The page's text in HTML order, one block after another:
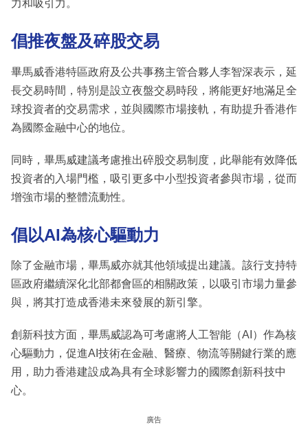
力和吸引力。
倡推夜盤及碎股交易
畢馬威香港特區政府及公共事務主管合夥人李智深表示，延
長交易時間，特別是設立夜盤交易時段，將能更好地滿足全
球投資者的交易需求，並與國際市場接軌，有助提升香港作
為國際金融中心的地位。
同時，畢馬威建議考慮推出碎股交易制度，此舉能有效降低
投資者的入場門檻，吸引更多中小型投資者參與市場，從而
增強市場的整體流動性。
倡以AI為核心驅動力
除了金融市場，畢馬威亦就其他領域提出建議。該行支持特
區政府繼續深化北部都會區的相關政策，以吸引市場力量參
與，將其打造成香港未來發展的新引擎。
創新科技方面，畢馬威認為可考慮將人工智能（AI）作為核
心驅動力，促進AI技術在金融、醫療、物流等關鍵行業的應
用，助力香港建設成為具有全球影響力的國際創新科技中
心。
廣告